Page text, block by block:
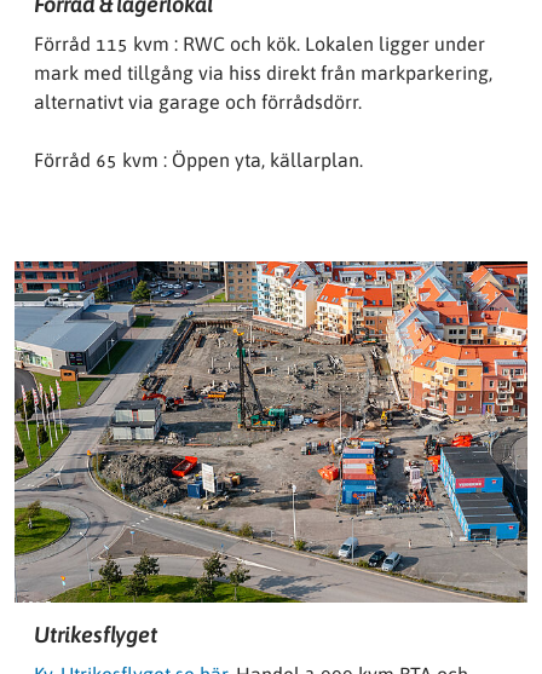
Förråd 115 kvm : RWC och kök. Lokalen ligger under
mark med tillgång via hiss direkt från markparkering,
alternativt via garage och förrådsdörr.
Förråd 65 kvm : Öppen yta, källarplan.
Utrikesflyget